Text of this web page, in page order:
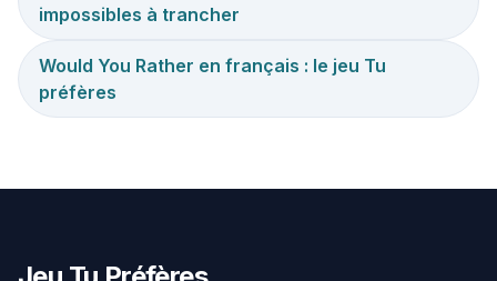
impossibles à trancher
Would You Rather en français : le jeu Tu
préfères